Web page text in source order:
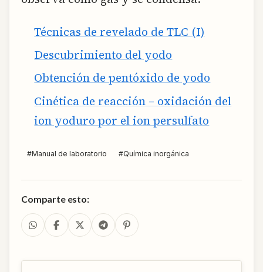
Técnicas de revelado de TLC (I)
Descubrimiento del yodo
Obtención de pentóxido de yodo
Cinética de reacción – oxidación del
ion yoduro por el ion persulfato
#Manual de laboratorio #Química inorgánica
Comparte esto: